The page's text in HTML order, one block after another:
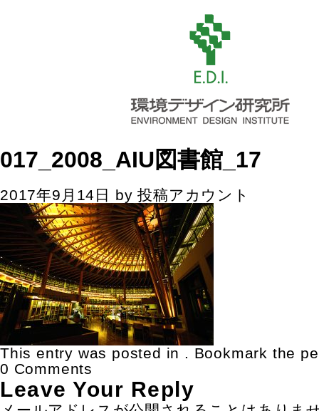
017_2008_AIU図書館_17
2017年9月14日 by投稿アカウント
This entry was posted in . Bookmark the
0 Comments
Leave Your Reply